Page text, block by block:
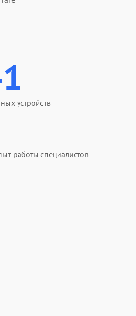
устройств
работы специалистов